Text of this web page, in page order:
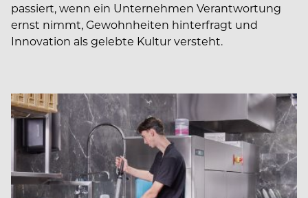
passiert, wenn ein Unternehmen Verantwortung
ernst nimmt, Gewohnheiten hinterfragt und
Innovation als gelebte Kultur versteht.